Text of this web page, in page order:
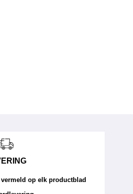
op elk productblad